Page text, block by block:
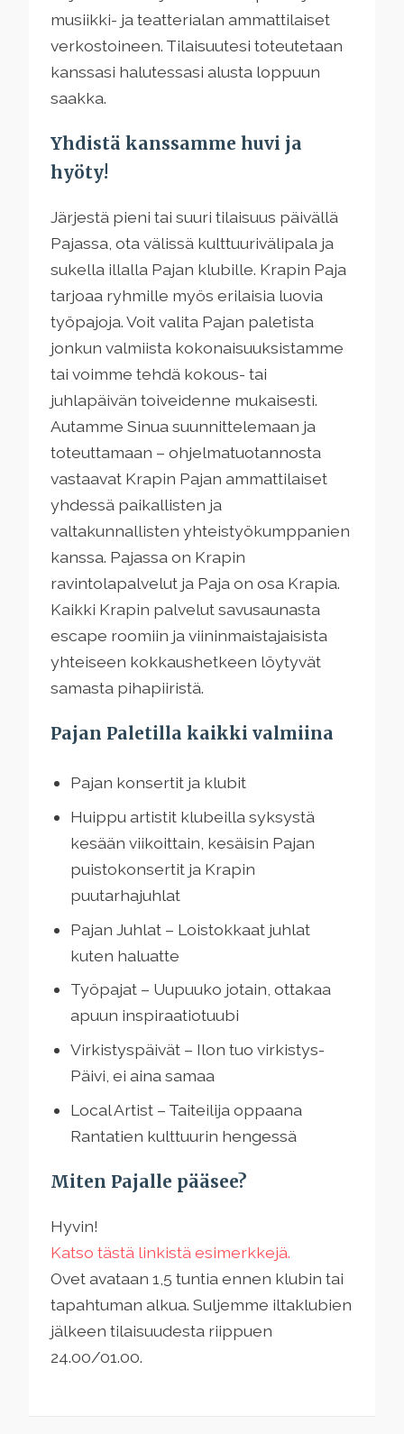
musiikki- ja teatterialan ammattilaiset
verkostoineen. Tilaisuutesi toteutetaan
kanssasi halutessasi alusta loppuun
saakka.
Yhdistä kanssamme huvi ja
hyöty!
Järjestä pieni tai suuri tilaisuus päivällä
Pajassa, ota välissä kulttuurivälipala ja
sukella illalla Pajan klubille. Krapin Paja
tarjoaa ryhmille myös erilaisia luovia
työpajoja. Voit valita Pajan paletista
jonkun valmiista kokonaisuuksistamme
tai voimme tehdä kokous- tai
juhlapäivän toiveidenne mukaisesti.
Autamme Sinua suunnittelemaan ja
toteuttamaan – ohjelmatuotannosta
vastaavat Krapin Pajan ammattilaiset
yhdessä paikallisten ja
valtakunnallisten yhteistyökumppanien
kanssa. Pajassa on Krapin
ravintolapalvelut ja Paja on osa Krapia.
Kaikki Krapin palvelut savusaunasta
escape roomiin ja viininmaistajaisista
yhteiseen kokkaushetkeen löytyvät
samasta pihapiiristä.
Pajan Paletilla kaikki valmiina
Pajan konsertit ja klubit
Huippu artistit klubeilla syksystä
kesään viikoittain, kesäisin Pajan
puistokonsertit ja Krapin
puutarhajuhlat
Pajan Juhlat – Loistokkaat juhlat
kuten haluatte
Työpajat – Uupuuko jotain, ottakaa
apuun inspiraatiotuubi
Virkistyspäivät – Ilon tuo virkistys-
Päivi, ei aina samaa
Local Artist – Taiteilija oppaana
Rantatien kulttuurin hengessä
Miten Pajalle pääsee?
Hyvin!
Katso tästä linkistä esimerkkejä.
Ovet avataan 1,5 tuntia ennen klubin tai
tapahtuman alkua. Suljemme iltaklubien
jälkeen tilaisuudesta riippuen
24.00/01.00.